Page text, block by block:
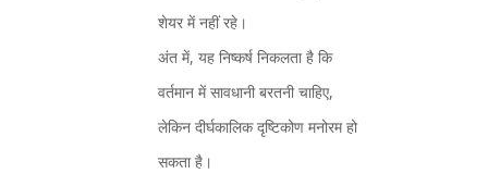
शेयर में नहीं रहे।
अंत में, यह निष्कर्ष निकलता है कि
वर्तमान में सावधानी बरतनी चाहिए,
लेकिन दीर्घकालिक दृष्टिकोण मनोरम हो
सकता है।